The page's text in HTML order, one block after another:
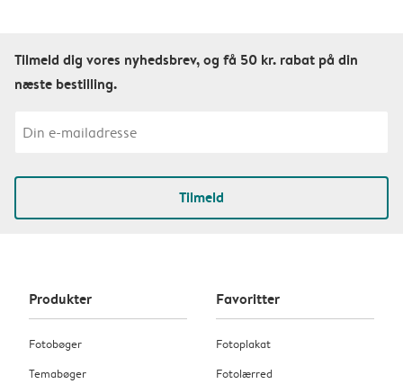
Tilmeld dig vores nyhedsbrev, og få 50 kr. rabat på din
næste bestilling.
Tilmeld
Produkter
Fotobøger
Temabøger
Favoritter
Fotoplakat
Fotolærred